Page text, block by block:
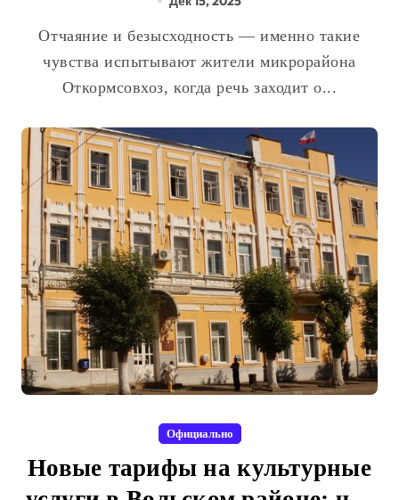
Отчаяние и безысходность — именно такие
чувства испытывают жители микрорайона
Откормсовхоз, когда речь заходит о...
Официально
Новые тарифы на культурные